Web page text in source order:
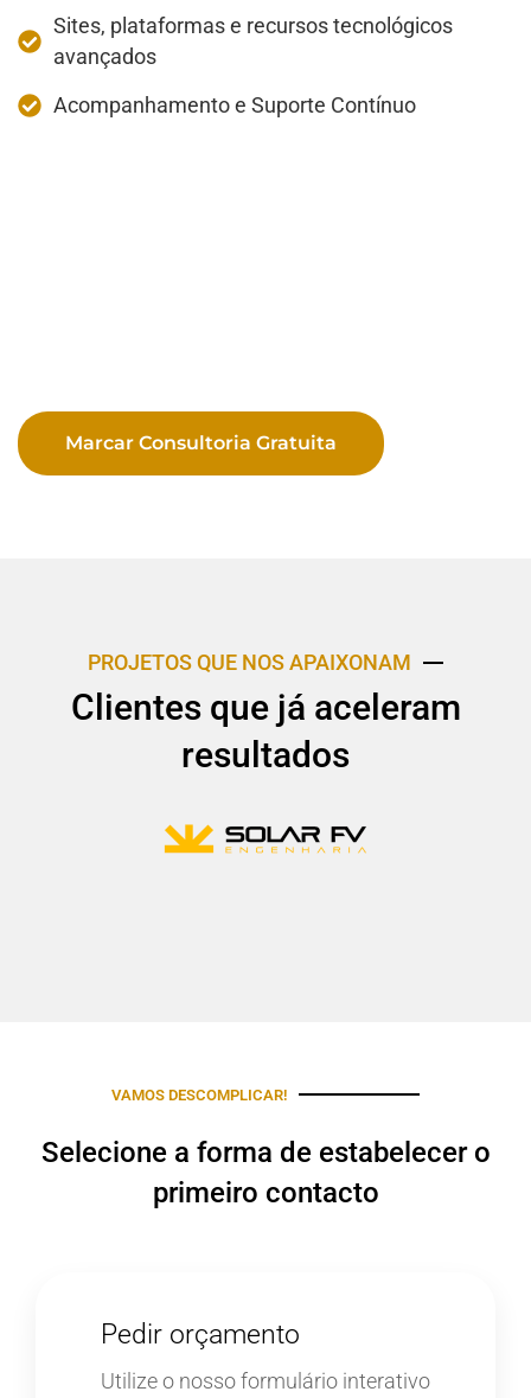
Sites, plataformas e recursos tecnológicos
avançados
Acompanhamento e Suporte Contínuo
Marcar Consultoria Gratuita
PROJETOS QUE NOS APAIXONAM
Clientes que já aceleram
resultados
VAMOS DESCOMPLICAR!
Selecione a forma de estabelecer o
primeiro contacto
Pedir orçamento
Utilize o nosso formulário interativo